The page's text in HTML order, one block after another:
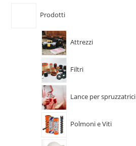
Prodotti
Attrezzi
Filtri
Lance per spruzzatrici
Polmoni e Viti